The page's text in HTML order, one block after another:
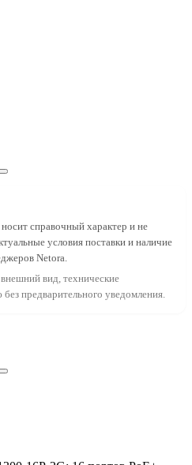
справочный характер и не
условия поставки и наличие
Netora.
вид, технические
предварительного уведомления.